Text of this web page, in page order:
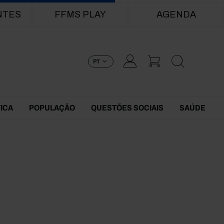
FFMS PLAY AGENDA
PT
POPULAÇÃO QUESTÕES SOCIAIS SAÚDE